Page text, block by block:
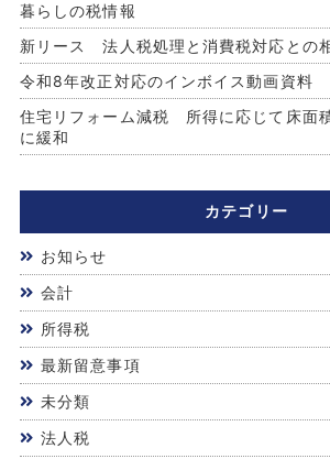
暮らしの税情報
新リース 法人税処理と消費税対応との
令和8年改正対応のインボイス動画資料
住宅リフォーム減税 所得に応じて床面
に緩和
カテゴリー
お知らせ
会計
所得税
最新留意事項
未分類
法人税